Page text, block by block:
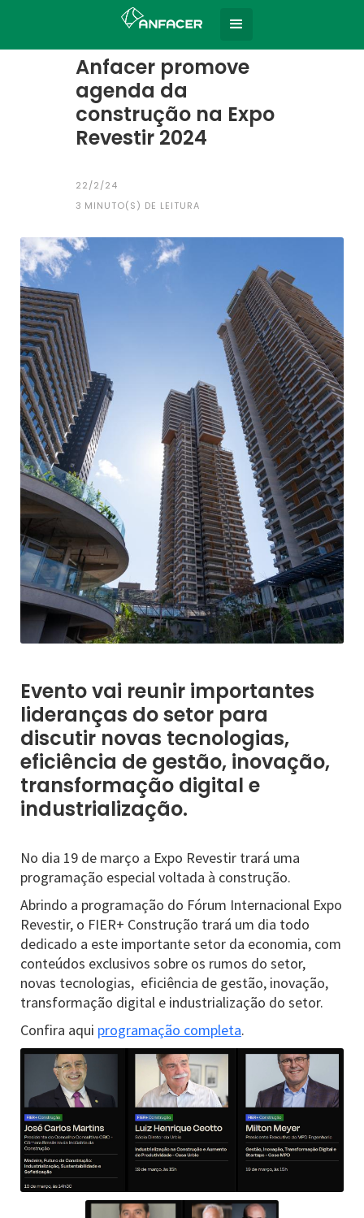
Todas as notícias
Anfacer promove
agenda da
construção na Expo
Revestir 2024
22/2/24
3 MINUTO(S) DE LEITURA
Evento vai reunir importantes
lideranças do setor para
discutir novas tecnologias,
eficiência de gestão, inovação,
transformação digital e
industrialização.
No dia 19 de março a Expo Revestir trará uma
programação especial voltada à construção.
Abrindo a programação do Fórum Internacional Expo
Revestir, o FIER+ Construção trará um dia todo
dedicado a este importante setor da economia, com
conteúdos exclusivos sobre os rumos do setor,
novas tecnologias, eficiência de gestão, inovação,
transformação digital e industrialização do setor.
Confira aqui programação completa.